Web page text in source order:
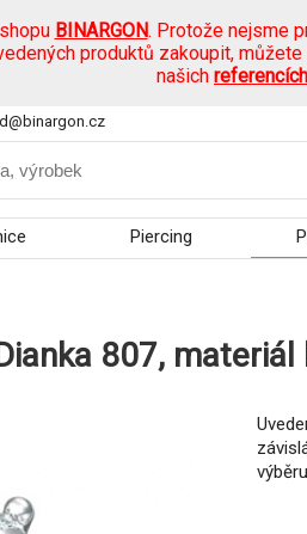
BINARGON. Protože nejsme
produktů zakoupit,
našich
Piercing
807,